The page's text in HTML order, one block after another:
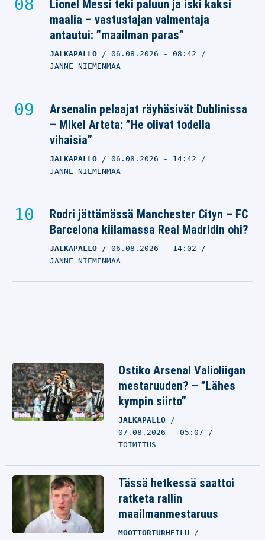
Lionel Messi teki paluun ja iski kaksi
maalia – vastustajan valmentaja
antautui: ”maailman paras”
JALKAPALLO 06.08.2026 - 08:42
JANNE NIEMENMAA
Arsenalin pelaajat räyhäsivät Dublinissa
– Mikel Arteta: ”He olivat todella
vihaisia”
JALKAPALLO 06.08.2026 - 14:42
JANNE NIEMENMAA
Rodri jättämässä Manchester Cityn – FC
Barcelona kiilamassa Real Madridin ohi?
JALKAPALLO 06.08.2026 - 14:02
JANNE NIEMENMAA
Ostiko Arsenal Valioliigan
mestaruuden? – ”Lähes
kympin siirto”
JALKAPALLO
07.08.2026 - 05:07
TOIMITUS
Tässä hetkessä saattoi
ratketa rallin
maailmanmestaruus
MOOTTORIURHEILU